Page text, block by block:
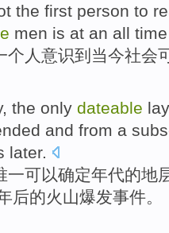
the first person to
men is at an all
个人 意识到 当今社会
, the only dateable
and from a
later.
一可以确定年代的地
后的火山爆发事件。